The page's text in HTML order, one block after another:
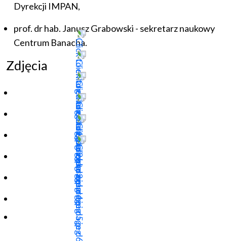
Dyrekcji IMPAN,
prof. dr hab. Janusz Grabowski - sekretarz naukowy
Centrum Banacha.
Zdjęcia